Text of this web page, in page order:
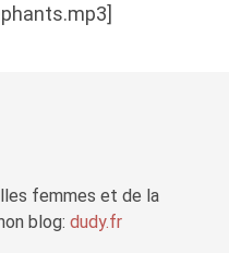
femmes et de la
blog: dudy.fr